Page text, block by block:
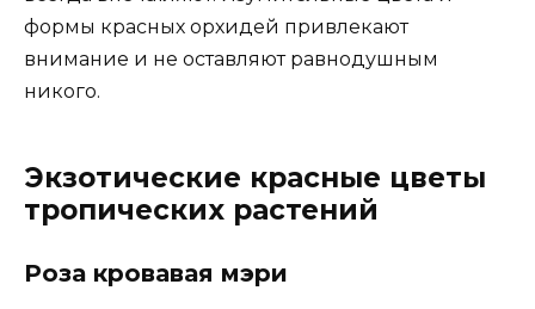
формы красных орхидей привлекают
внимание и не оставляют равнодушным
никого.
Экзотические красные цветы
тропических растений
Роза кровавая мэри